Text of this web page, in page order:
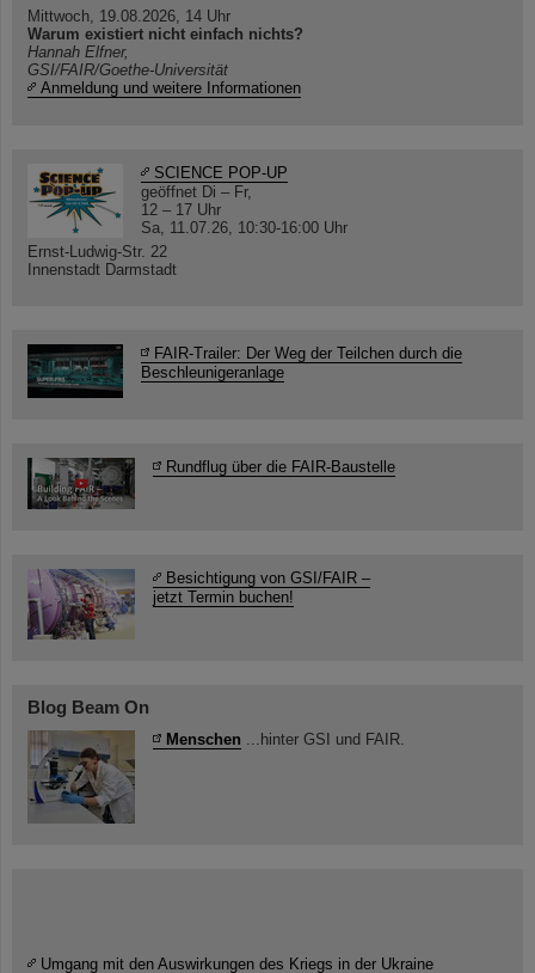
Mittwoch, 19.08.2026, 14 Uhr
Warum existiert nicht einfach nichts?
Hannah Elfner,
GSI/FAIR/Goethe-Universität
Anmeldung und weitere Informationen
SCIENCE POP-UP
geöffnet Di – Fr,
12 – 17 Uhr
Sa, 11.07.26, 10:30-16:00 Uhr
Ernst-Ludwig-Str. 22
Innenstadt Darmstadt
FAIR-Trailer: Der Weg der Teilchen durch die
Beschleunigeranlage
Rundflug über die FAIR-Baustelle
Besichtigung von GSI/FAIR –
jetzt Termin buchen!
Blog Beam On
Menschen ...hinter GSI und FAIR.
Umgang mit den Auswirkungen des Kriegs in der Ukraine